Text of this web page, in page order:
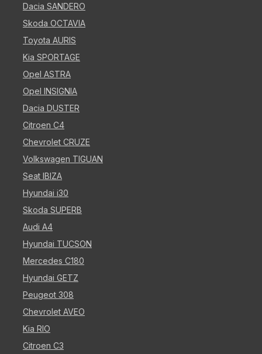
Dacia SANDERO
Skoda OCTAVIA
Toyota AURIS
Kia SPORTAGE
Opel ASTRA
Opel INSIGNIA
Dacia DUSTER
Citroen C4
Chevrolet CRUZE
Volkswagen TIGUAN
Seat IBIZA
Hyundai i30
Skoda SUPERB
Audi A4
Hyundai TUCSON
Mercedes C180
Hyundai GETZ
Peugeot 308
Chevrolet AVEO
Kia RIO
Citroen C3